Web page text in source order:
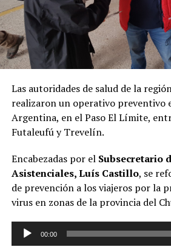
Las autoridades de salud de la
realizaron un operativo preventivo
Argentina, en el Paso El Límite,
Futaleufú y Trevelín.
Encabezadas por el Subsecretario
Asistenciales, Luís Castillo, se
de prevención a los viajeros por la
virus en zonas de la provincia del
Reproductor
00:00